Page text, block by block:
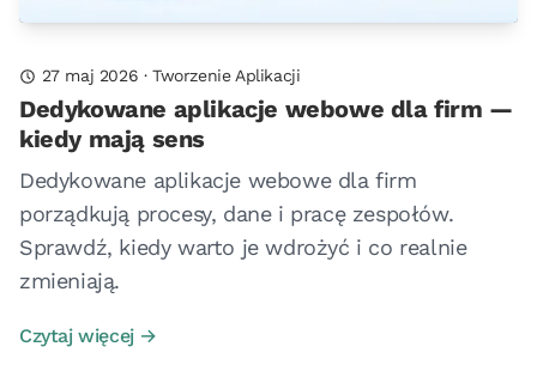
27 maj 2026 ·Tworzenie Aplikacji
Dedykowane aplikacje webowe dla firm —
kiedy mają sens
Dedykowane aplikacje webowe dla firm
porządkują procesy, dane i pracę zespołów.
Sprawdź, kiedy warto je wdrożyć i co realnie
zmieniają.
Czytaj więcej →